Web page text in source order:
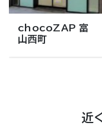
chocoZAP 富
山西町
近